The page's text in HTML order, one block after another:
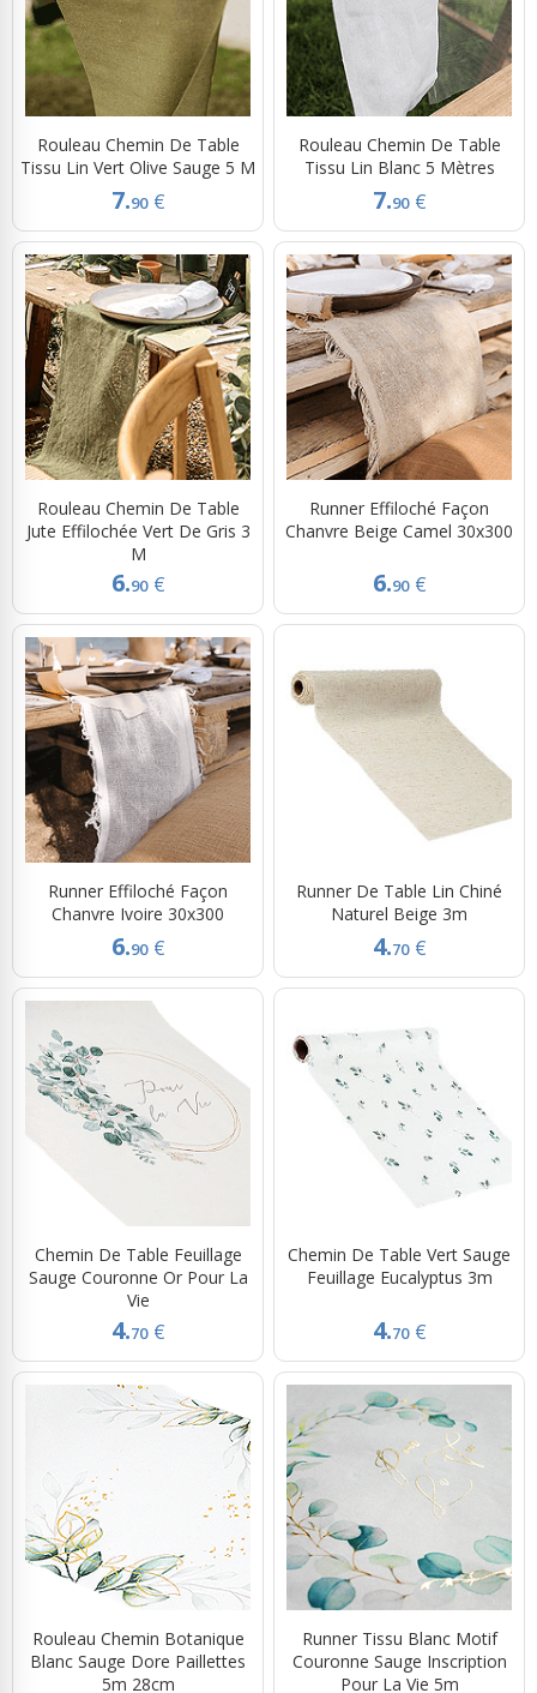
Rouleau Chemin De Table
Tissu Lin Vert Olive Sauge 5 M
7.90 €
Rouleau Chemin De Table
Tissu Lin Blanc 5 Mètres
7.90 €
Rouleau Chemin De Table
Jute Effilochée Vert De Gris 3
M
6.90 €
Runner Effiloché Façon
Chanvre Beige Camel 30x300
6.90 €
Runner Effiloché Façon
Chanvre Ivoire 30x300
6.90 €
Runner De Table Lin Chiné
Naturel Beige 3m
4.70 €
Chemin De Table Feuillage
Sauge Couronne Or Pour La
Vie
4.70 €
Chemin De Table Vert Sauge
Feuillage Eucalyptus 3m
4.70 €
Rouleau Chemin Botanique
Blanc Sauge Dore Paillettes
5m 28cm
Runner Tissu Blanc Motif
Couronne Sauge Inscription
Pour La Vie 5m